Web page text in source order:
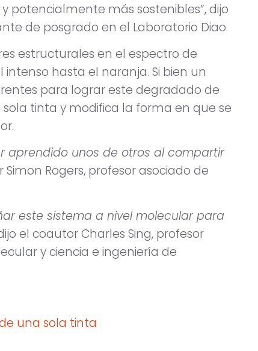
potencialmente más sostenibles”, dijo
de posgrado en el Laboratorio Diao.
estructurales en el espectro de
hasta el naranja. Si bien un
para lograr este degradado de
tinta y modifica la forma en que se
aprendido unos de otros al compartir
Rogers, profesor asociado de
este sistema a nivel molecular para
el coautor Charles Sing, profesor
y ciencia e ingeniería de
una sola tinta